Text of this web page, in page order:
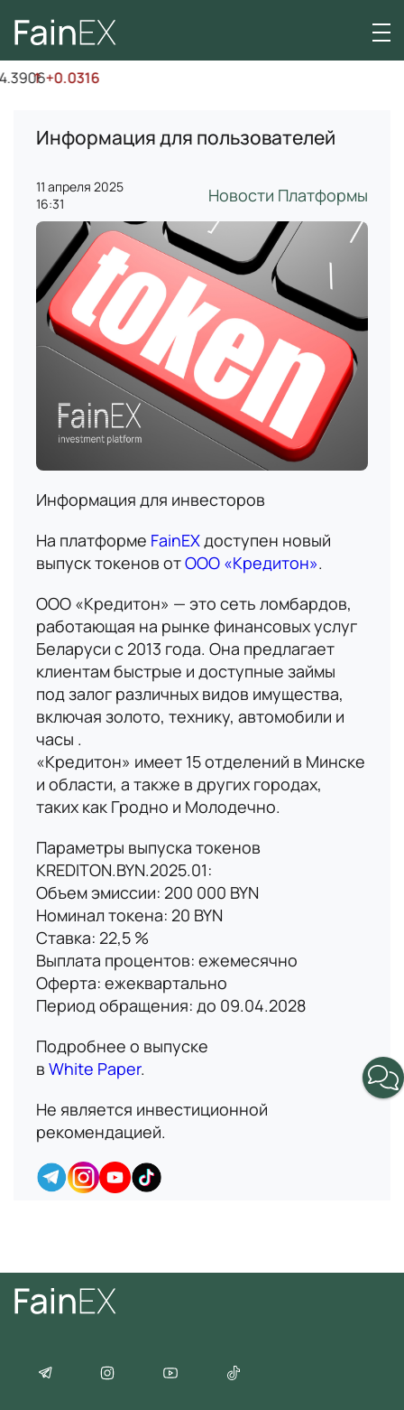
↑+0.0316
Информация для пользователей
11 апреля 2025
16:31
Новости Платформы
Информация для инвесторов
На платформе FainEXдоступен новый
выпуск токенов отООО «Кредитон».
ООО «Кредитон» — это сеть ломбардов,
работающая на рынке финансовых услуг
Беларуси с 2013 года. Она предлагает
клиентам быстрые и доступные займы
под залог различных видов имущества,
включая золото, технику, автомобили и
часы .
«Кредитон» имеет 15 отделений в Минске
и области, а также в других городах,
таких как Гродно и Молодечно.
Параметры выпуска токенов
KREDITON.BYN.2025.01:
Объем эмиссии: 200 000 BYN
Номинал токена: 20 BYN
Ставка: 22,5 %
Выплата процентов: ежемесячно
Оферта: ежеквартально
Период обращения: до 09.04.2028
Подробнее о выпуске
вWhite Paper.
Не является инвестиционной
рекомендацией.
Имя
Номер телефона
Email
Вопрос
В данный момент платформа
находится в разработке,
следите за новостями о
запуске!